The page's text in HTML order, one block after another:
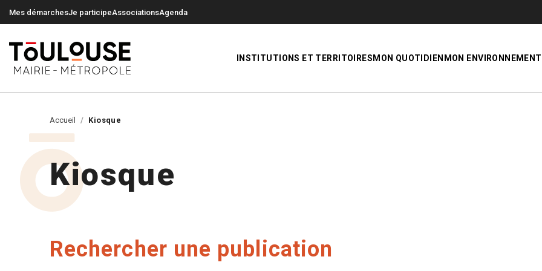
Mes démarchesJe participeAssociationsAgenda
INSTITUTIONS ET TERRITOIRES MON QUOTIDIEN MON ENVIRONNEMENT
Accueil Kiosque
Kiosque
Rechercher une publication